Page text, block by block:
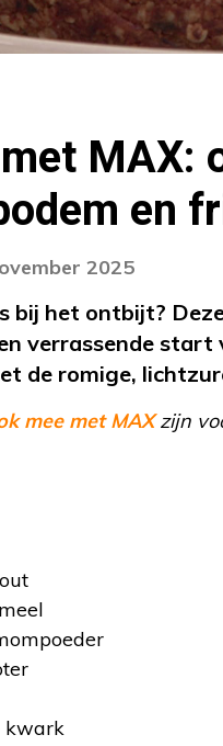
en
2025
bij het ontbijt?
verrassende
de romige,
mee met MAXzijn
kwark